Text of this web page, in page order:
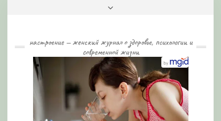
настроение — женский журнал о здоровье, психологии и
современной жизни